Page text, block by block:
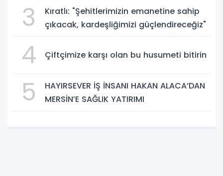
3
Kıratlı: "Şehitlerimizin emanetine sahip
çıkacak, kardeşliğimizi güçlendireceğiz"
4 Çiftçimize karşı olan bu husumeti bitirin
5
HAYIRSEVER İŞ İNSANI HAKAN ALACA’DAN
MERSİN’E SAĞLIK YATIRIMI